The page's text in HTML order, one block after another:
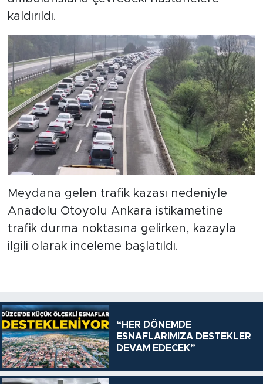
kaldırıldı.
Meydana gelen trafik kazası nedeniyle
Anadolu Otoyolu Ankara istikametine
trafik durma noktasına gelirken, kazayla
ilgili olarak inceleme başlatıldı.
“HER DÖNEMDE
ESNAFLARIMIZA DESTEKLER
DEVAM EDECEK”